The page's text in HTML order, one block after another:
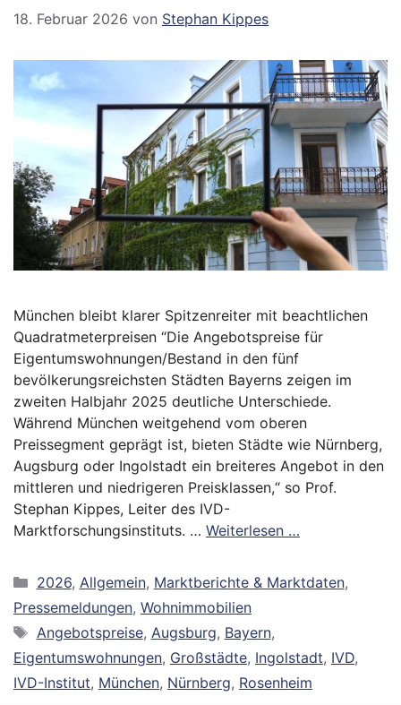
18. Februar 2026 von Stephan Kippes
München bleibt klarer Spitzenreiter mit beachtlichen
Quadratmeterpreisen “Die Angebotspreise für
Eigentumswohnungen/Bestand in den fünf
bevölkerungsreichsten Städten Bayerns zeigen im
zweiten Halbjahr 2025 deutliche Unterschiede.
Während München weitgehend vom oberen
Preissegment geprägt ist, bieten Städte wie Nürnberg,
Augsburg oder Ingolstadt ein breiteres Angebot in den
mittleren und niedrigeren Preisklassen,“ so Prof.
Stephan Kippes, Leiter des IVD-
Marktforschungsinstituts. … Weiterlesen …
Kategorien
2026, Allgemein, Marktberichte & Marktdaten,
Pressemeldungen, Wohnimmobilien
Schlagwörter
Angebotspreise, Augsburg, Bayern,
Eigentumswohnungen, Großstädte, Ingolstadt, IVD,
IVD-Institut, München, Nürnberg, Rosenheim